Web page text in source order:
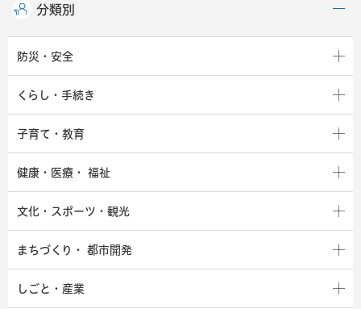
分類別
防災・安全
くらし・手続き
子育て・教育
健康・医療・ 福祉
文化・スポーツ・観光
まちづくり・ 都市開発
しごと・産業